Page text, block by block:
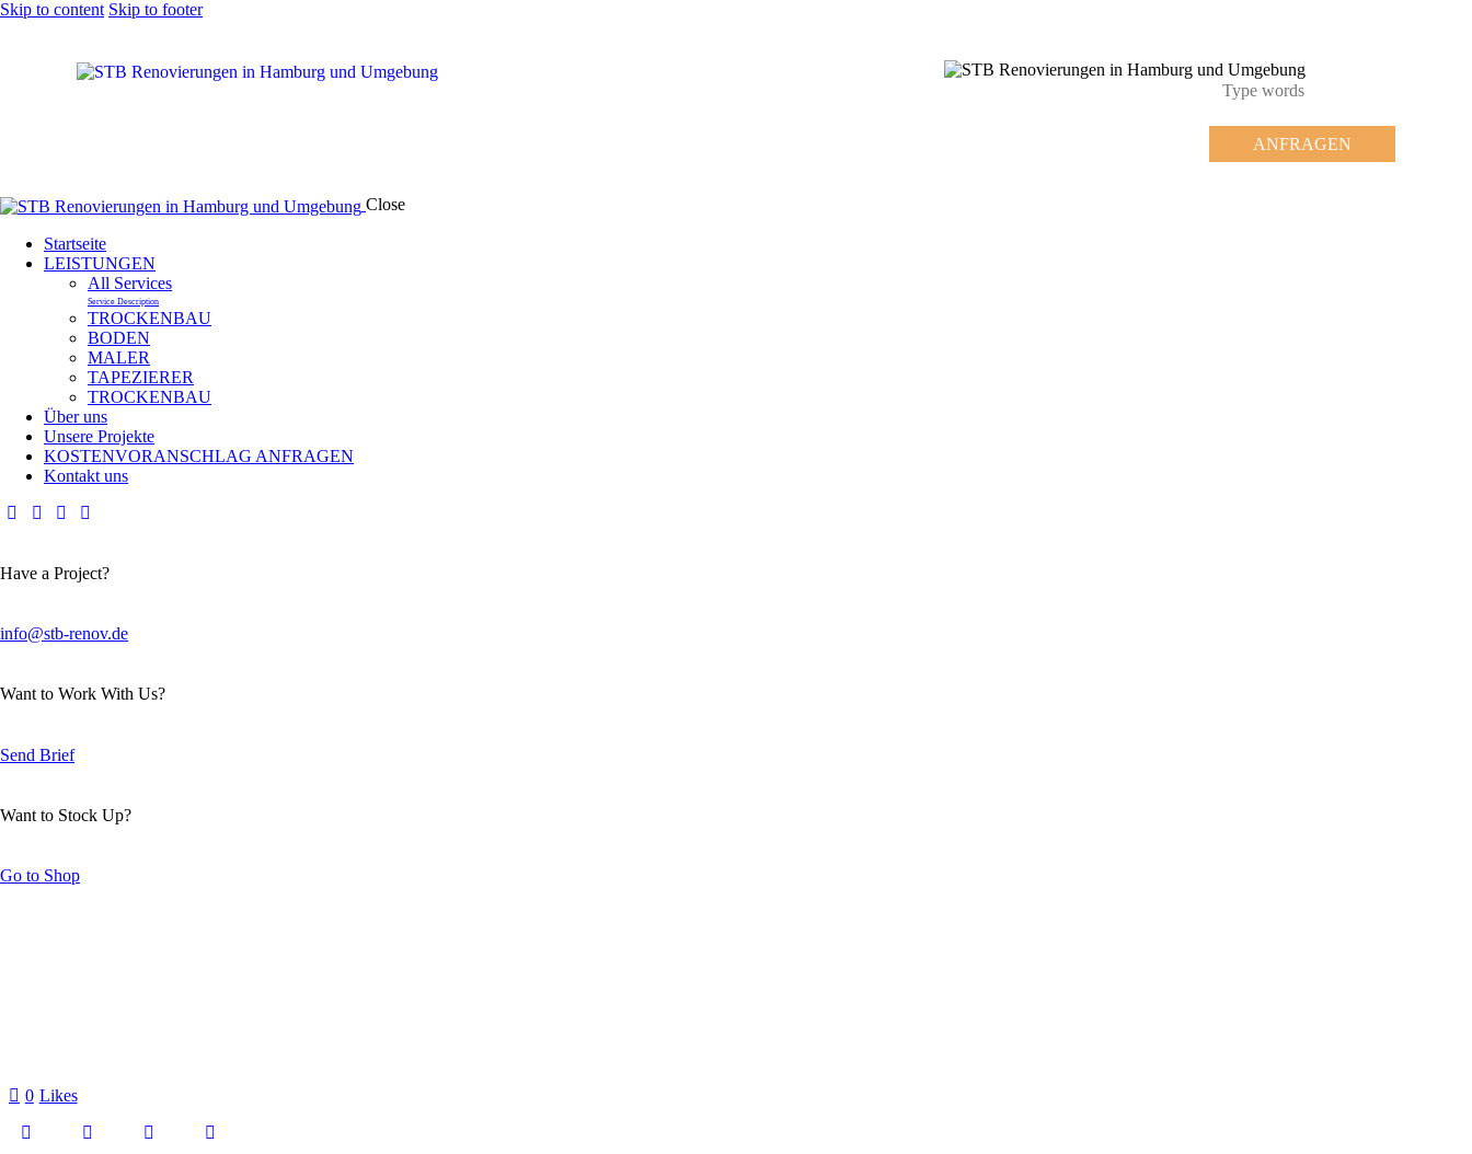
Skip to content Skip to footer
ANFRAGEN
Close
Startseite
LEISTUNGEN
All Services
Service Description
TROCKENBAU
BODEN
MALER
TAPEZIERER
TROCKENBAU
Über uns
Unsere Projekte
KOSTENVORANSCHLAG ANFRAGEN
Kontakt uns
Have a Project?
info@stb-renov.de
Want to Work With Us?
Send Brief
Want to Stock Up?
Go to Shop
0 Likes